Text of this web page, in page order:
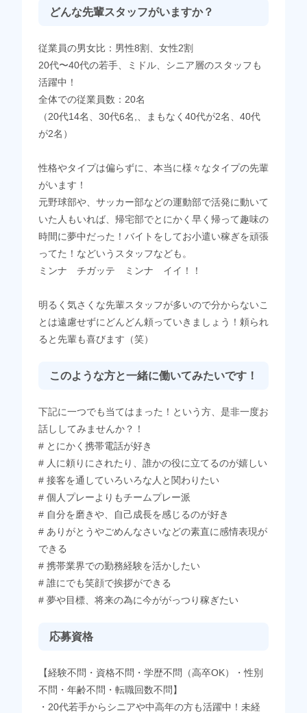
どんな先輩スタッフがいますか？
従業員の男女比：男性8割、女性2割
20代〜40代の若手、ミドル、シニア層のスタッフも
活躍中！
全体での従業員数：20名
（20代14名、30代6名,、まもなく40代が2名、40代
が2名）
性格やタイプは偏らずに、本当に様々なタイプの先輩
がいます！
元野球部や、サッカー部などの運動部で活発に動いて
いた人もいれば、帰宅部でとにかく早く帰って趣味の
時間に夢中だった！バイトをしてお小遣い稼ぎを頑張
ってた！などいうスタッフなども。
ミンナ チガッテ ミンナ イイ！！
明るく気さくな先輩スタッフが多いので分からないこ
とは遠慮せずにどんどん頼っていきましょう！頼られ
ると先輩も喜びます（笑）
このような方と一緒に働いてみたいです！
下記に一つでも当てはまった！という方、是非一度お
話ししてみませんか？！
# とにかく携帯電話が好き
# 人に頼りにされたり、誰かの役に立てるのが嬉しい
# 接客を通していろいろな人と関わりたい
# 個人プレーよりもチームプレー派
# 自分を磨きや、自己成長を感じるのが好き
# ありがとうやごめんなさいなどの素直に感情表現が
できる
# 携帯業界での勤務経験を活かしたい
# 誰にでも笑顔で挨拶ができる
# 夢や目標、将来の為に今ががっつり稼ぎたい
応募資格
【経験不問・資格不問・学歴不問（高卒OK）・性別
不問・年齢不問・転職回数不問】
・20代若手からシニアや中高年の方も活躍中！未経